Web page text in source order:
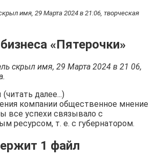
имя, 29 Марта 2024 в 21:06, творческая
«Пятерочки»
скрыл имя, 29 Марта 2024 в 21 06,
далее...)
компании общественное мнение
все успехи связывало с
ресурсом, т. е. с губернатором.
1 файл